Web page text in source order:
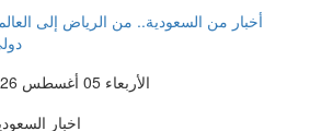
أخبار من السعودية.. من الرياض إلى
الأربعاء 05 أغسطس 2026 10:39 مساءً
اخبار